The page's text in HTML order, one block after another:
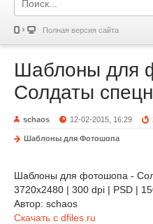
Полная версия сайта
Шаблоны для
Солдаты
schaos 12-02-2015, 16:29
Шаблоны для Фотошопа
Шаблоны для фотошопа -
3720х2480 | 300 dpi | PSD |
Автор: schaos
Скачать с dfiles.ru